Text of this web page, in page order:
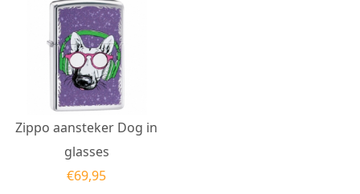
Zippo aansteker Dog in
glasses
€69,95